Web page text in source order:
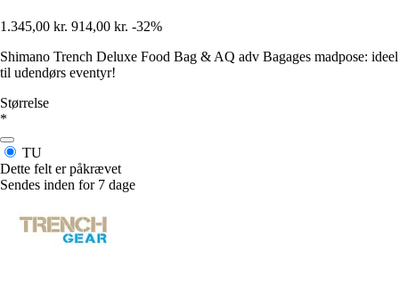
1.345,00 kr. 914,00 kr. -32%
Shimano Trench Deluxe Food Bag & AQ adv Bagages madpose: ideel
til udendørs eventyr!
Størrelse
*
TU
Dette felt er påkrævet
Sendes inden for 7 dage